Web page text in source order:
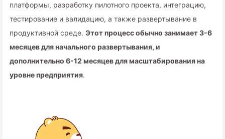
платформы, разработку пилотного проекта, интеграцию,
тестирование и валидацию, а также развертывание в
продуктивной среде. Этот процесс обычно занимает 3-6
месяцев для начального развертывания, и
дополнительно 6-12 месяцев для масштабирования на
уровне предприятия.